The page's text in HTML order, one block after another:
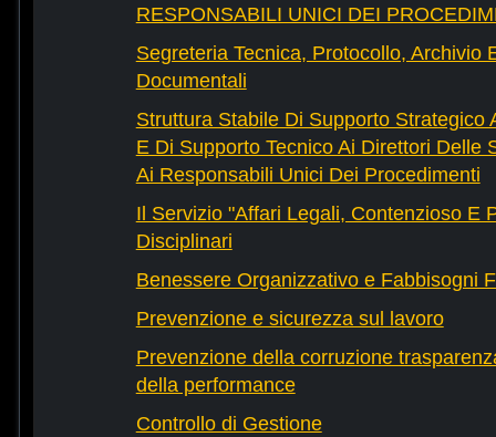
RESPONSABILI UNICI DEI
Segreteria Tecnica, Protocollo, Archivio
Documentali
Struttura Stabile Di Supporto Strategico
E Di Supporto Tecnico Ai Direttori Delle
Ai Responsabili Unici Dei Procedimenti
Il Servizio "Affari Legali, Contenzioso E
Disciplinari
Benessere Organizzativo e Fabbisogni
Prevenzione e sicurezza sul lavoro
Prevenzione della corruzione
della performance
Controllo di Gestione